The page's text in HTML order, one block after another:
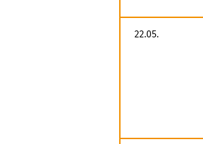
22.05.